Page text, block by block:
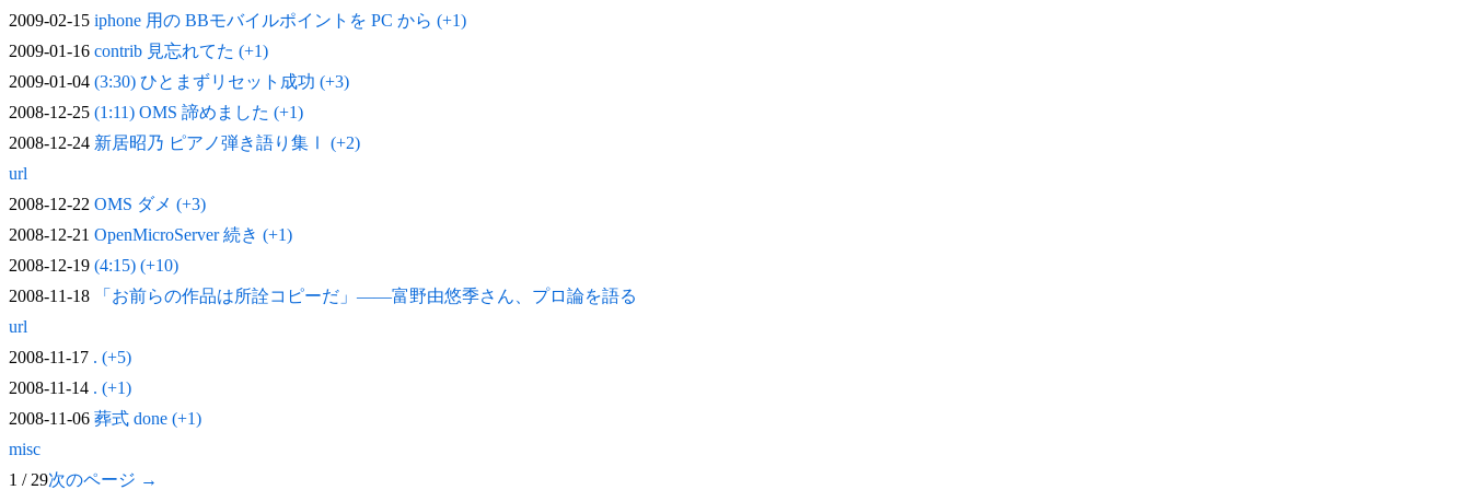
2009-02-15 iphone 用の BBモバイルポイントを PC から (+1)
2009-01-16 contrib 見忘れてた (+1)
2009-01-04 (3:30) ひとまずリセット成功 (+3)
2008-12-25 (1:11) OMS 諦めました (+1)
2008-12-24 新居昭乃 ピアノ弾き語り集Ⅰ (+2)
url
2008-12-22 OMS ダメ (+3)
2008-12-21 OpenMicroServer 続き (+1)
2008-12-19 (4:15) (+10)
2008-11-18
「お前らの作品は所詮コピーだ」——富野由悠季さん、プロ論を語る
url
2008-11-17 . (+5)
2008-11-14 . (+1)
2008-11-06 葬式 done (+1)
misc
1 / 29次のページ →